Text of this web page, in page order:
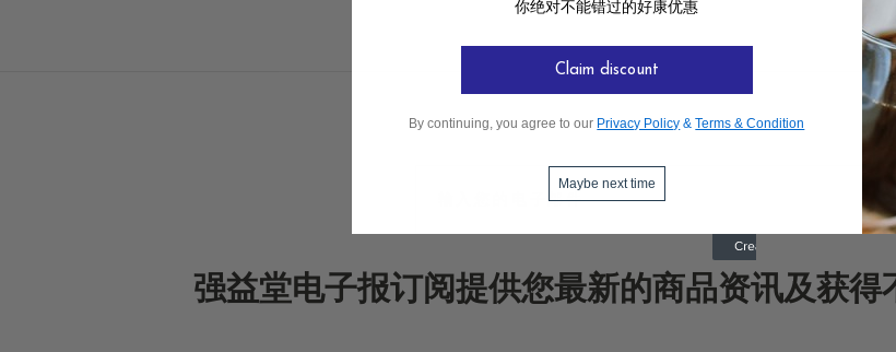
强益堂电子报订阅提供您最新的商品资讯及获得
你绝对不能错过的好康优惠
Claim discount
By continuing, you agree to our Privacy Policy &Terms & Condition
Maybe next time